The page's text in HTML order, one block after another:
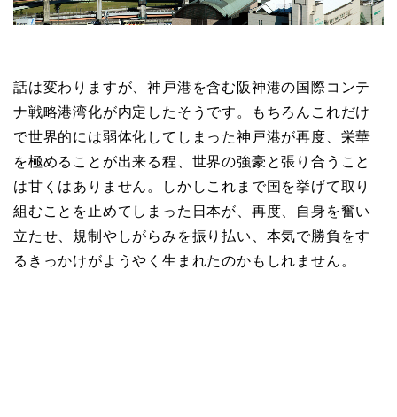
話は変わりますが、神戸港を含む阪神港の国際コンテ
ナ戦略港湾化が内定したそうです。もちろんこれだけ
で世界的には弱体化してしまった神戸港が再度、栄華
を極めることが出来る程、世界の強豪と張り合うこと
は甘くはありません。しかしこれまで国を挙げて取り
組むことを止めてしまった日本が、再度、自身を奮い
立たせ、規制やしがらみを振り払い、本気で勝負をす
るきっかけがようやく生まれたのかもしれません。